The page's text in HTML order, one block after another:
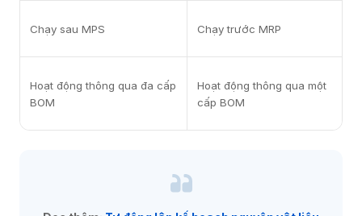
Chạy sau MPS Chạy trước MRP
Hoạt động thông qua đa cấp
BOM
Hoạt động thông qua một
cấp BOM